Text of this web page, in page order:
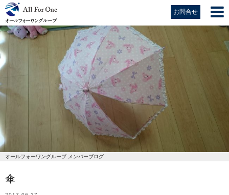
お問合せ
オールフォーワングループ メンバーブログ
傘